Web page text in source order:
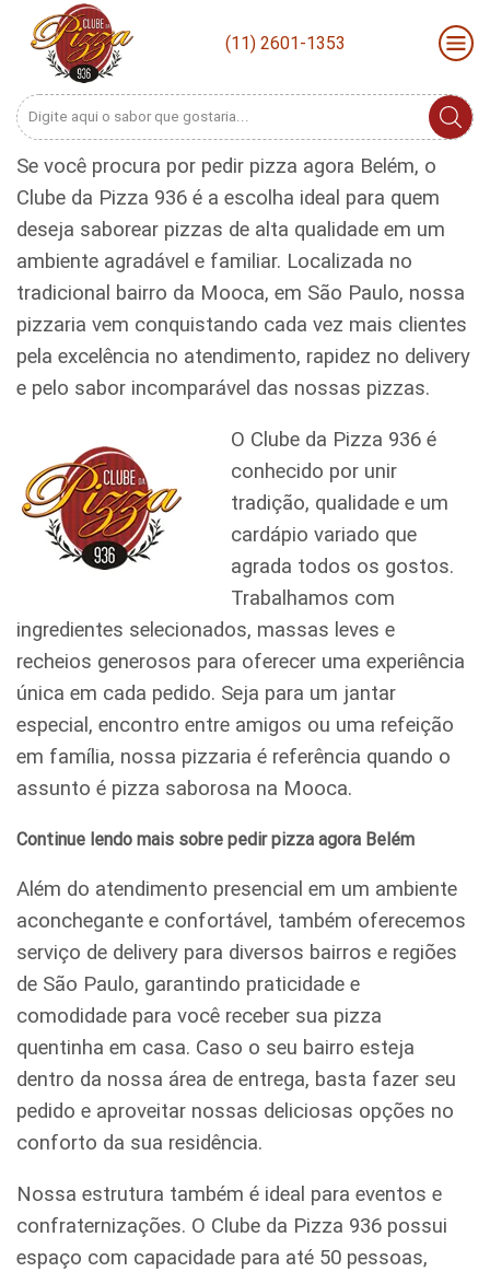
(11) 2601-1353
Search
Se você procura por pedir pizza agora Belém, o
Clube da Pizza 936 é a escolha ideal para quem
deseja saborear pizzas de alta qualidade em um
ambiente agradável e familiar. Localizada no
tradicional bairro da Mooca, em São Paulo, nossa
pizzaria vem conquistando cada vez mais clientes
pela excelência no atendimento, rapidez no delivery
e pelo sabor incomparável das nossas pizzas.
O Clube da Pizza 936 é
conhecido por unir
tradição, qualidade e um
cardápio variado que
agrada todos os gostos.
Trabalhamos com
ingredientes selecionados, massas leves e
recheios generosos para oferecer uma experiência
única em cada pedido. Seja para um jantar
especial, encontro entre amigos ou uma refeição
em família, nossa pizzaria é referência quando o
assunto é pizza saborosa na Mooca.
Continue lendo mais sobre pedir pizza agora Belém
Além do atendimento presencial em um ambiente
aconchegante e confortável, também oferecemos
serviço de delivery para diversos bairros e regiões
de São Paulo, garantindo praticidade e
comodidade para você receber sua pizza
quentinha em casa. Caso o seu bairro esteja
dentro da nossa área de entrega, basta fazer seu
pedido e aproveitar nossas deliciosas opções no
conforto da sua residência.
Nossa estrutura também é ideal para eventos e
confraternizações. O Clube da Pizza 936 possui
espaço com capacidade para até 50 pessoas,